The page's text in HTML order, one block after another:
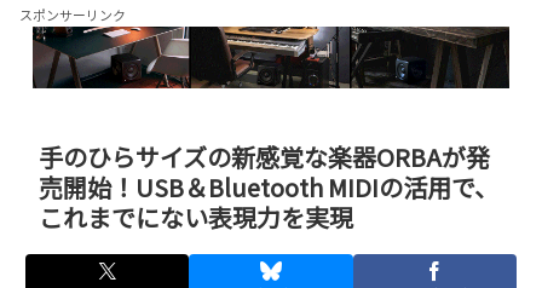
スポンサーリンク
手のひらサイズの新感覚な楽器ORBAが発
売開始！USB＆Bluetooth MIDIの活用で、
これまでにない表現力を実現